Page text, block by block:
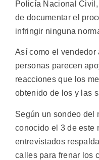
Policía Nacional
de documentar el
infringir ninguna
Así como el vendedor
personas parecen
reacciones que los
obtenido de los y las
Según un sondeo del
conocido el 3 de este
entrevistados
calles para frenar los